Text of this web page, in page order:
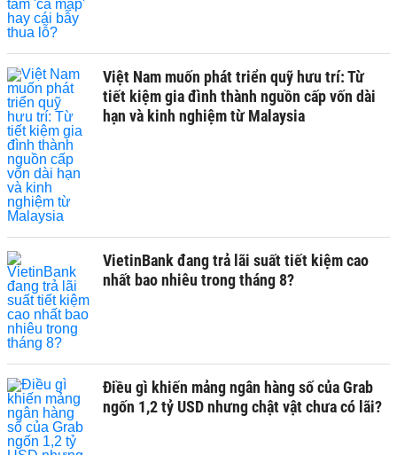
Việt Nam muốn phát triển quỹ hưu trí: Từ
tiết kiệm gia đình thành nguồn cấp vốn dài
hạn và kinh nghiệm từ Malaysia
VietinBank đang trả lãi suất tiết kiệm cao
nhất bao nhiêu trong tháng 8?
Điều gì khiến mảng ngân hàng số của Grab
ngốn 1,2 tỷ USD nhưng chật vật chưa có lãi?